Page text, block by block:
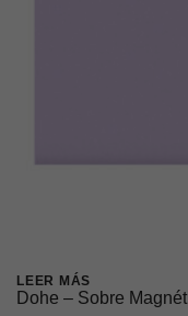
LEER MÁS
Dohe – Sobre